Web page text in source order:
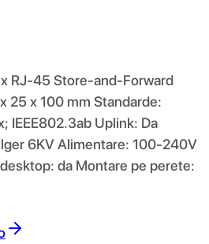
RJ-45 Store-and-Forward
25 x 100 mm Standarde:
Uplink: Da
6KV Alimentare: 100-240V
da Montare pe perete: